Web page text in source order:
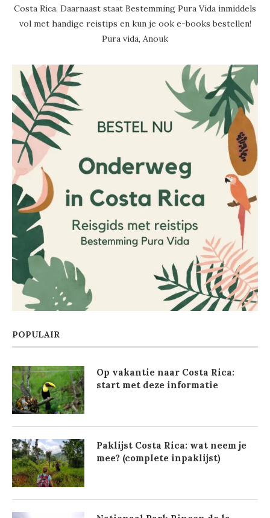
Costa Rica. Daarnaast staat Bestemming Pura Vida inmiddels
vol met handige reistips en kun je ook e-books bestellen!
Pura vida, Anouk
POPULAIR
Op vakantie naar Costa Rica:
start met deze informatie
Paklijst Costa Rica: wat neem je
mee? (complete inpaklijst)